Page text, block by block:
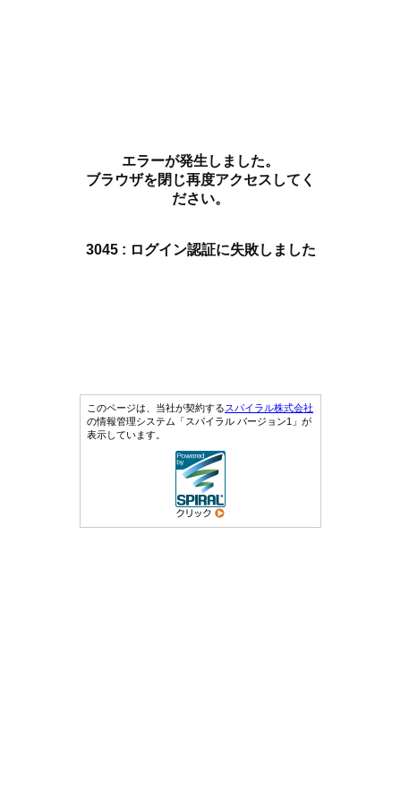
エラーが発生しました。
ブラウザを閉じ再度アクセスしてく
ださい。
3045 : ログイン認証に失敗しました
このページは、当社が契約するスパイラル株式会社
の情報管理システム「スパイラル バージョン1」が
表示しています。